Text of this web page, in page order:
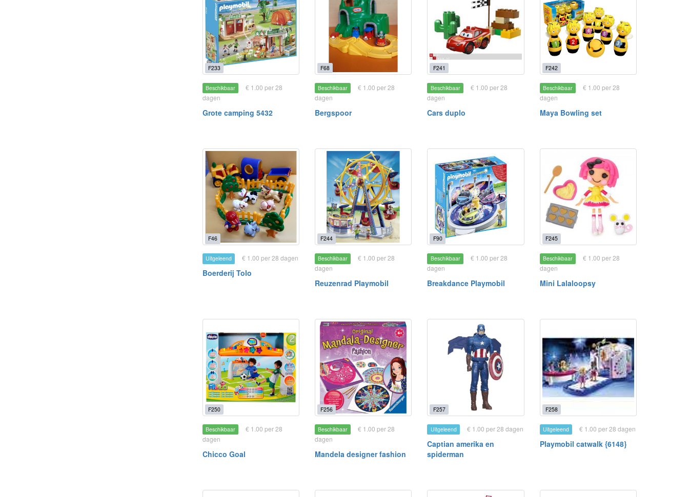
F233
Beschikbaar
€ 1.00 per 28
dagen
Grote camping 5432
F68
Beschikbaar
€ 1.00 per 28
dagen
Bergspoor
F241
Beschikbaar
€ 1.00 per 28
dagen
Cars duplo
F242
Beschikbaar
€ 1.00 per 28
dagen
Maya Bowling set
F46
Uitgeleend € 1.00 per 28 dagen
Boerderij Tolo
F244
Beschikbaar
€ 1.00 per 28
dagen
Reuzenrad Playmobil
F90
Beschikbaar
€ 1.00 per 28
dagen
Breakdance Playmobil
F245
Beschikbaar
€ 1.00 per 28
dagen
Mini Lalaloopsy
F250
Beschikbaar
€ 1.00 per 28
dagen
Chicco Goal
F256
Beschikbaar
€ 1.00 per 28
dagen
Mandela designer fashion
F257
Uitgeleend € 1.00 per 28 dagen
Captian amerika en
spiderman
F258
Uitgeleend € 1.00 per 28 dagen
Playmobil catwalk {6148}